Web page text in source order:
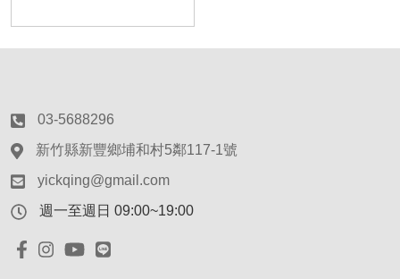
03-5688296
新竹縣新豐鄉埔和村5鄰117-1號
yickqing@gmail.com
週一至週日 09:00~19:00